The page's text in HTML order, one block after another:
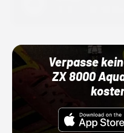
Verpasse
ZX 8000